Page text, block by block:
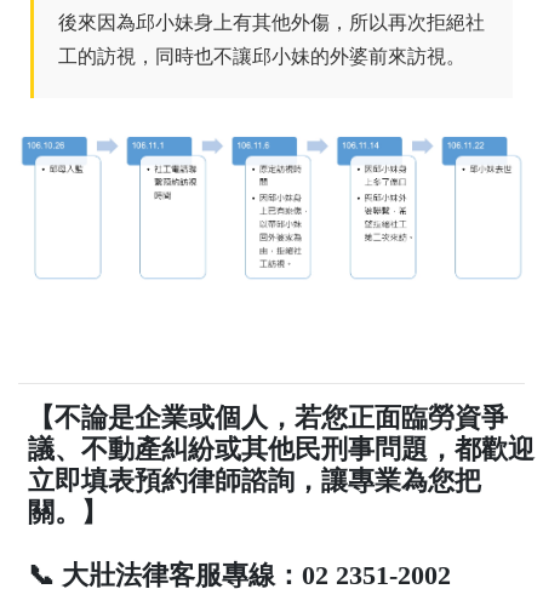
後來因為邱小妹身上有其他外傷，所以再次拒絕社
工的訪視，同時也不讓邱小妹的外婆前來訪視。
【不論是企業或個人，若您正面臨勞資爭
議、不動產糾紛或其他民刑事問題，都歡迎
立即填表預約律師諮詢，讓專業為您把
關。】
📞 大壯法律客服專線：02 2351-2002